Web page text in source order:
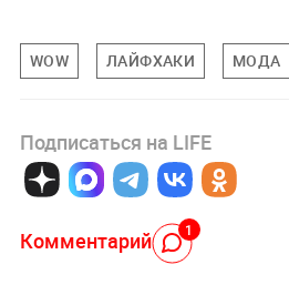
WOW ЛАЙФХАКИ МОДА
Подписаться на LIFE
Комментарий 1